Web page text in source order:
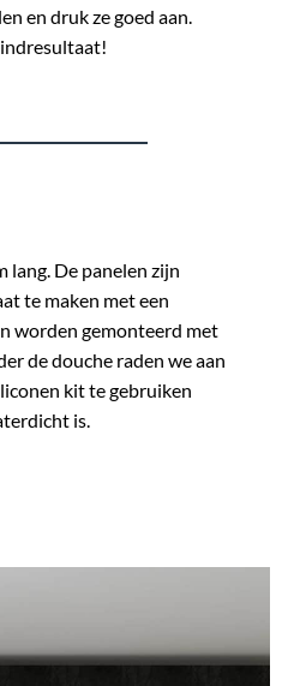
en druk ze goed aan.
lang. De panelen zijn
te maken met een
worden gemonteerd met
de douche raden we aan
kit te gebruiken
is.